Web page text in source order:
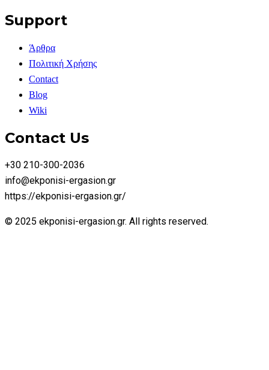
Support
Άρθρα
Πολιτική Χρήσης
Contact
Blog
Wiki
Contact Us
+30 210-300-2036
info@ekponisi-ergasion.gr
https://ekponisi-ergasion.gr/
© 2025 ekponisi-ergasion.gr. All rights reserved.